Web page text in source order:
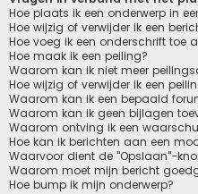
Hoe plaats ik een onderwerp in
Hoe wijzig of verwijder ik een
Hoe voeg ik een onderschrift toe
Hoe maak ik een peiling?
Waarom kan ik niet meer
Hoe wijzig of verwijder ik een
Waarom kan ik een bepaald
Waarom kan ik geen bijlagen
Waarom ontving ik een
Hoe kan ik berichten aan een
Waarvoor dient de "Opslaan"-
Waarom moet mijn bericht
Hoe bump ik mijn onderwerp?